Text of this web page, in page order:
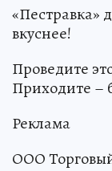
«Пестравка»
вкуснее!
Проведите
Приходите –
Реклама
ООО